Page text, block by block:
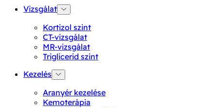
Vizsgálat
Kortizol szint
CT-vizsgálat
MR-vizsgálat
Triglicerid szint
Kezelés
Aranyér kezelése
Kemoterápia